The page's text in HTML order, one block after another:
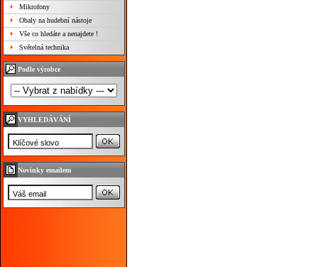
Mikrofony
Obaly na hudební nástoje
Vše co hledáte a nenajdete !
Světelná technika
Podle výrobce
VYHLEDÁVÁNÍ
Novinky emailem